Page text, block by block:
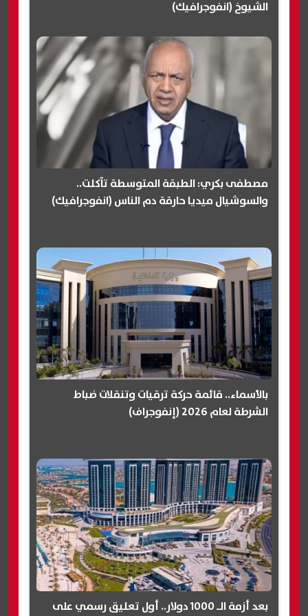
الشيوخ (انفوجرافيك)
مصطفى بكري: الطبقة المتوسطة تآكلت..
والسوشيال ميديا حارقة دم الناس (انفوجرافيك)
بالأسماء.. قائمة حركة ترقيات وتنقلات ضباط
الشرطة لعام 2026 (إنفوجراف)
بعد أزمة الـ 1000 دولار.. أول تعليق رسمي على